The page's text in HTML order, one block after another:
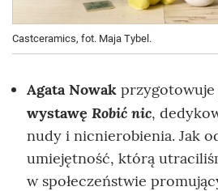
Castceramics, fot. Maja Tybel.
Agata Nowak
wystawę Robić nic,
nudy i nicnierobienia. Jak
umiejętność, którą
w społeczeństwie